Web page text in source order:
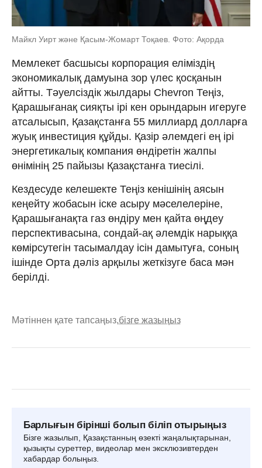
Майкл Уирт және Қасым-Жомарт Тоқаев. Фото: Ақорда
Мемлекет басшысы корпорация еліміздің
экономикалық дамуына зор үлес қосқанын
айтты. Тәуелсіздік жылдары Chevron Теңіз,
Қарашығанақ сияқты ірі кен орындарын игеруге
атсалысып, Қазақстанға 55 миллиард долларға
жуық инвестиция құйды. Қазір әлемдегі ең ірі
энергетикалық компания өндіретін жалпы
өнімінің 25 пайызы Қазақстанға тиесілі.
Кездесуде келешекте Теңіз кенішінің аясын
кеңейту жобасын іске асыру мәселелеріне,
Қарашығанақта газ өндіру мен қайта өңдеу
перспективасына, сондай-ақ әлемдік нарыққа
көмірсутегін тасымалдау ісін дамытуға, соның
ішінде Орта дәліз арқылы жеткізуге баса мән
берілді.
Мәтіннен қате тапсаңыз,бізге жазыңыз
Барлығын бірінші болып біліп отырыңыз
Бізге жазылып, Қазақстанның өзекті жаңалықтарынан,
қызықты суреттер, видеолар мен эксклюзивтерден
хабардар болыңыз.